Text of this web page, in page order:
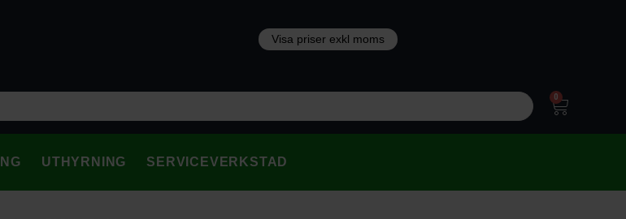
0
UTHYRNING SERVICEVERKSTAD